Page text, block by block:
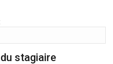
stagiaire